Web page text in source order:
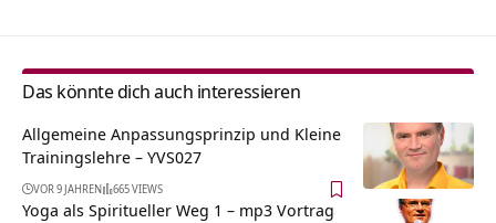
Das könnte dich auch interessieren
Allgemeine Anpassungsprinzip und Kleine
Trainingslehre – YVS027
VOR 9 JAHREN 665 VIEWS
Yoga als Spiritueller Weg 1 – mp3 Vortrag